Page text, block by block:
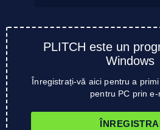
PLITCH este un
Windows
Înregistrați-vă aici pentru a
pentru PC prin e-